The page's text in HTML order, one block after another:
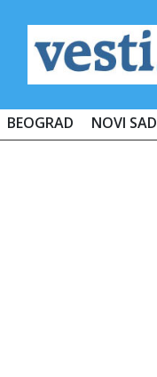
BEOGRAD NOVI SAD